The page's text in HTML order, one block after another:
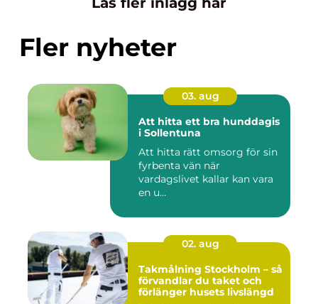
Fler nyheter
03. aug
Att hitta ett bra hunddagis
i Sollentuna
Att hitta rätt omsorg för sin
fyrbenta vän när
vardagslivet kallar kan vara
en u...
02. aug
Takmålning Stockholm – så
förvandlar du taket och
förlänger husets livslängd